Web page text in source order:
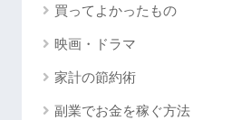
買ってよかったもの
映画・ドラマ
家計の節約術
副業でお金を稼ぐ方法